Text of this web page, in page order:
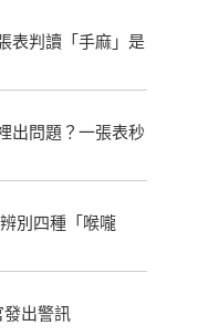
表判讀「手麻」是
出問題？一張表秒
別四種「喉嚨
出警訊